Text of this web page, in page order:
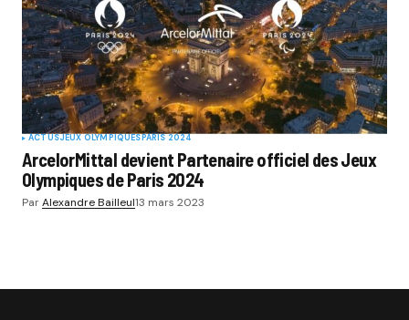
ACTUSJEUX OLYMPIQUESPARIS 2024
ArcelorMittal devient Partenaire officiel des Jeux
Olympiques de Paris 2024
ParAlexandre Bailleul13 mars 2023